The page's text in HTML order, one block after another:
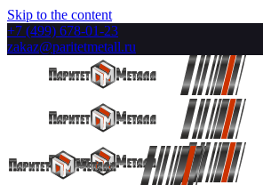
Skip to the content
+7 (499) 678-01-23
zakaz@paritetmetall.ru